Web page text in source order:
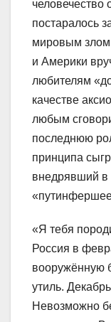
человечество
постаралось
мировым
и Америки
любителям
качестве
любым
последнюю
принципа
внедрявший в
«Я тебя
Россия в
вооружённую
утиль.
Невозможно